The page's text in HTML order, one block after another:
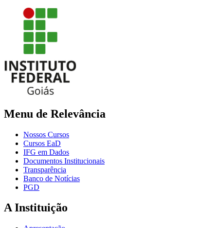
Menu de Relevância
Nossos Cursos
Cursos EaD
IFG em Dados
Documentos Institucionais
Transparência
Banco de Notícias
PGD
A Instituição